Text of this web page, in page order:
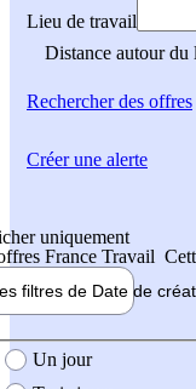
Lieu de travail
Distance autour du
Rechercherdes offres
uniquement
France Travail
filtres de Date de
création de l'offre
Un jour
Créer une alerte